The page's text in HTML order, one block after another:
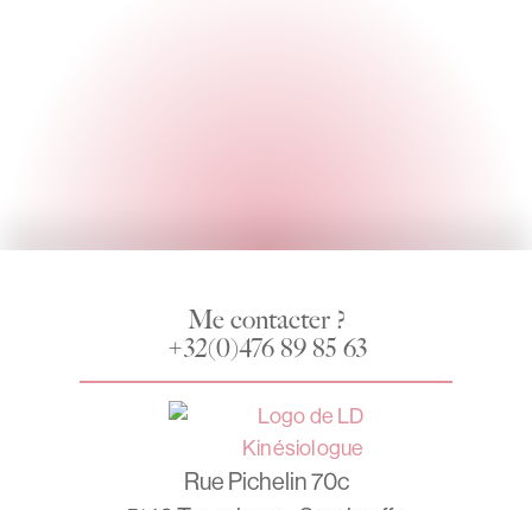
Me contacter ?
+32(0)476 89 85 63
Rue Pichelin 70c